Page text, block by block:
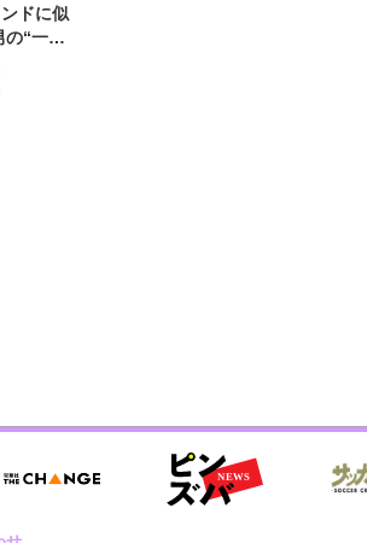
ドに似
“一人
元気を